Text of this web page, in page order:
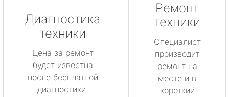
Диагностика
техники
Цена за ремонт
будет известна
после бесплатной
диагностики.
Ремонт
техники
Специалист
производит
ремонт на
месте и в
короткий